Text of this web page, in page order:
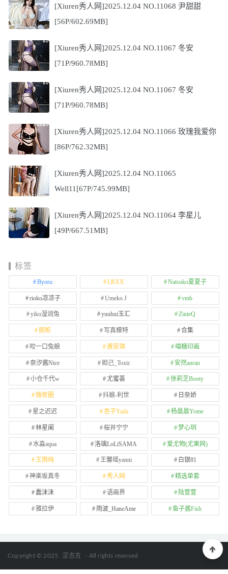
[Xiuren秀人网]2025.12.04 NO.11068 尹甜甜
[56P/602.69MB]
[Xiuren秀人网]2025.12.04 NO.11067 冬安
[71P/960.78MB]
[Xiuren秀人网]2025.12.04 NO.11067 冬安
[71P/960.78MB]
[Xiuren秀人网]2025.12.04 NO.11066 玫瑰我爱你
[86P/762.32MB]
[Xiuren秀人网]2025.12.04 NO.11065
Well11[67P/745.99MB]
[Xiuren秀人网]2025.12.04 NO.11064 李星儿
[49P/667.51MB]
标签
Byoru LRXX Natsuko夏夏子
rioko凉凉子 Umeko J vmb
yiko湿润兔 yuuhui玉汇 ZinieQ
丽柜 写真模特 合集
咬一口兔娘 唐安琪 喵糖印画
奈汐酱Nice 妲己_Toxic 安然anran
小仓千代w 尤蜜荟 徐莉芝Booty
微密圈 抖娘-利世 日奈娇
星之迟迟 杏子Yada 杨晨晨Yome
林星阑 桜井宁宁 梦心玥
水淼aqua 洛璃LoLiSAMA 爱尤物(尤果网)
王雨纯 王馨瑶yanni 白银81
神楽坂真冬 秀人网 精选单套
蠢沫沫 语画界 陆萱萱
雅拉伊 雨波_HaneAme 鱼子酱Fish
Copyright © 2025 涩吉吉 - All rights reserved